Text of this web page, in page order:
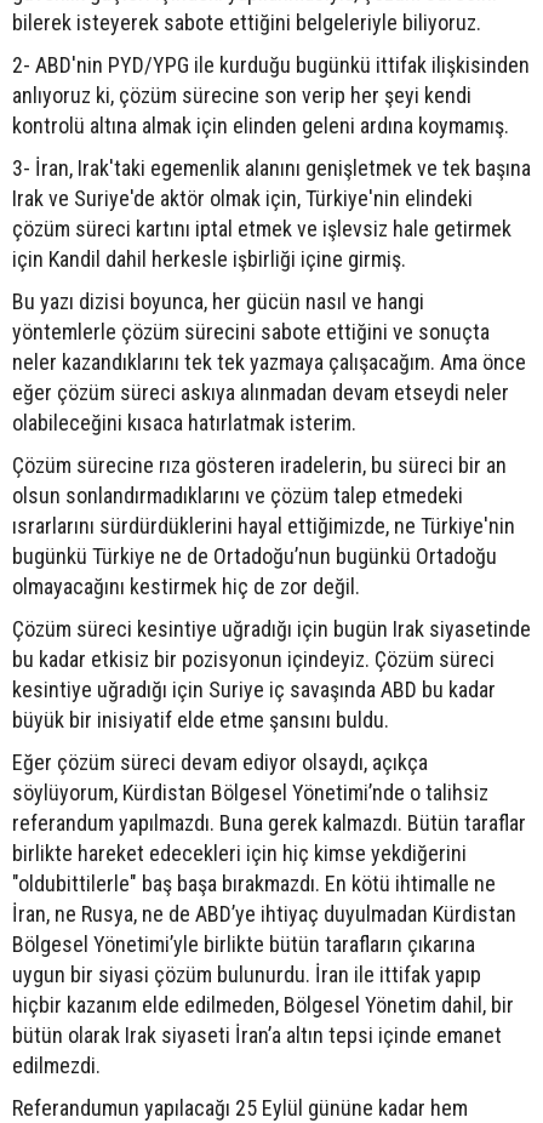
bilerek isteyerek sabote ettiğini belgeleriyle biliyoruz.
2- ABD'nin PYD/YPG ile kurduğu bugünkü ittifak ilişkisinden
anlıyoruz ki, çözüm sürecine son verip her şeyi kendi
kontrolü altına almak için elinden geleni ardına koymamış.
3- İran, Irak'taki egemenlik alanını genişletmek ve tek başına
Irak ve Suriye'de aktör olmak için, Türkiye'nin elindeki
çözüm süreci kartını iptal etmek ve işlevsiz hale getirmek
için Kandil dahil herkesle işbirliği içine girmiş.
Bu yazı dizisi boyunca, her gücün nasıl ve hangi
yöntemlerle çözüm sürecini sabote ettiğini ve sonuçta
neler kazandıklarını tek tek yazmaya çalışacağım. Ama önce
eğer çözüm süreci askıya alınmadan devam etseydi neler
olabileceğini kısaca hatırlatmak isterim.
Çözüm sürecine rıza gösteren iradelerin, bu süreci bir an
olsun sonlandırmadıklarını ve çözüm talep etmedeki
ısrarlarını sürdürdüklerini hayal ettiğimizde, ne Türkiye'nin
bugünkü Türkiye ne de Ortadoğu’nun bugünkü Ortadoğu
olmayacağını kestirmek hiç de zor değil.
Çözüm süreci kesintiye uğradığı için bugün Irak siyasetinde
bu kadar etkisiz bir pozisyonun içindeyiz. Çözüm süreci
kesintiye uğradığı için Suriye iç savaşında ABD bu kadar
büyük bir inisiyatif elde etme şansını buldu.
Eğer çözüm süreci devam ediyor olsaydı, açıkça
söylüyorum, Kürdistan Bölgesel Yönetimi’nde o talihsiz
referandum yapılmazdı. Buna gerek kalmazdı. Bütün taraflar
birlikte hareket edecekleri için hiç kimse yekdiğerini
"oldubittilerle" baş başa bırakmazdı. En kötü ihtimalle ne
İran, ne Rusya, ne de ABD’ye ihtiyaç duyulmadan Kürdistan
Bölgesel Yönetimi’yle birlikte bütün tarafların çıkarına
uygun bir siyasi çözüm bulunurdu. İran ile ittifak yapıp
hiçbir kazanım elde edilmeden, Bölgesel Yönetim dahil, bir
bütün olarak Irak siyaseti İran’a altın tepsi içinde emanet
edilmezdi.
Referandumun yapılacağı 25 Eylül gününe kadar hem